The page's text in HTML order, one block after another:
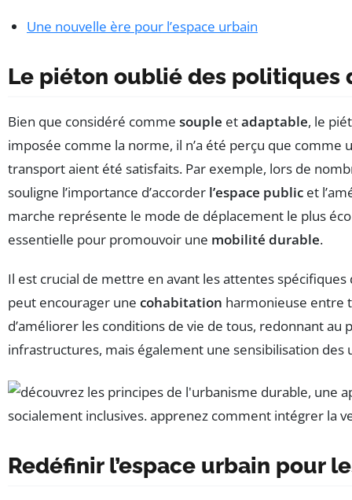
Une nouvelle ère pour l’espace urbain
Le piéton oublié des politiques
Bien que considéré comme souple etadaptable, le
imposée comme la norme, il n’a été perçu que
transport aient été satisfaits. Par exemple, lors de
souligne l’importance d’accorder l’espace public et
marche représente le mode de déplacement le plus
essentielle pour promouvoir une mobilité durable.
Il est crucial de mettre en avant les attentes
peut encourager une cohabitation harmonieuse entre
d’améliorer les conditions de vie de tous, redonnant
infrastructures, mais également une sensibilisation
Redéfinir l’espace urbain pour